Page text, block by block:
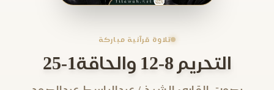
تلاوة قرآنية مباركة
التحريم 8-12 والحاقة1-25